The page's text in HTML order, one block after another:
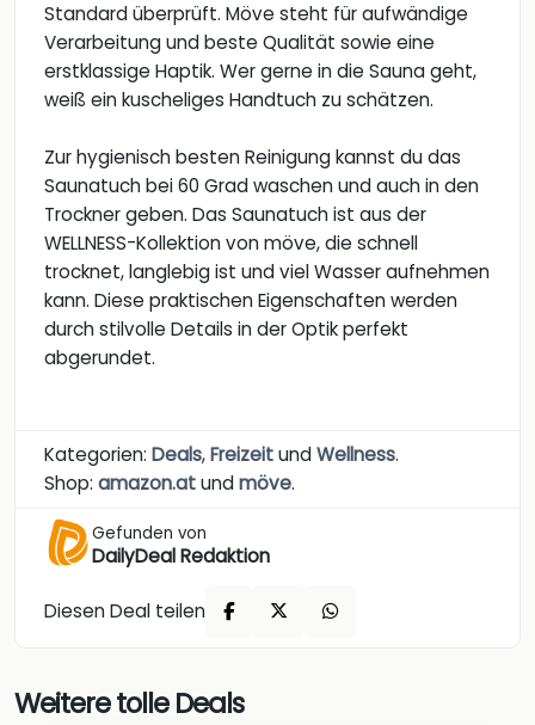
Standard überprüft. Möve steht für aufwändige
Verarbeitung und beste Qualität sowie eine
erstklassige Haptik. Wer gerne in die Sauna geht,
weiß ein kuscheliges Handtuch zu schätzen.
Zur hygienisch besten Reinigung kannst du das
Saunatuch bei 60 Grad waschen und auch in den
Trockner geben. Das Saunatuch ist aus der
WELLNESS-Kollektion von möve, die schnell
trocknet, langlebig ist und viel Wasser aufnehmen
kann. Diese praktischen Eigenschaften werden
durch stilvolle Details in der Optik perfekt
abgerundet.
Kategorien: Deals,FreizeitundWellness.
Shop: amazon.atundmöve.
Gefunden von
DailyDeal Redaktion
Diesen Deal teilen
Weitere tolle Deals